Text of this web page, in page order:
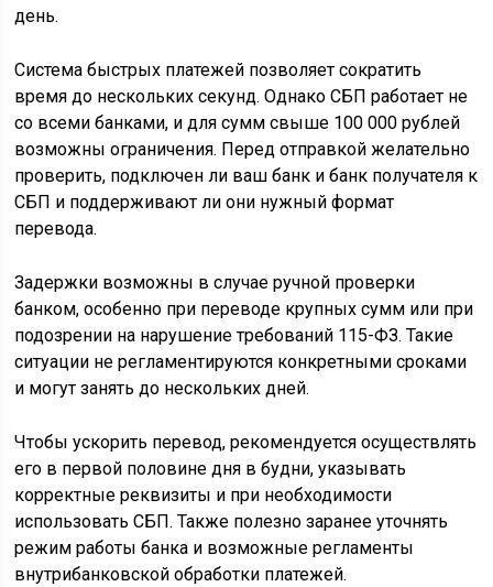
день.
Система быстрых платежей позволяет сократить
время до нескольких секунд. Однако СБП работает не
со всеми банками, и для сумм свыше 100 000 рублей
возможны ограничения. Перед отправкой желательно
проверить, подключен ли ваш банк и банк получателя к
СБП и поддерживают ли они нужный формат
перевода.
Задержки возможны в случае ручной проверки
банком, особенно при переводе крупных сумм или при
подозрении на нарушение требований 115-ФЗ. Такие
ситуации не регламентируются конкретными сроками
и могут занять до нескольких дней.
Чтобы ускорить перевод, рекомендуется осуществлять
его в первой половине дня в будни, указывать
корректные реквизиты и при необходимости
использовать СБП. Также полезно заранее уточнять
режим работы банка и возможные регламенты
внутрибанковской обработки платежей.